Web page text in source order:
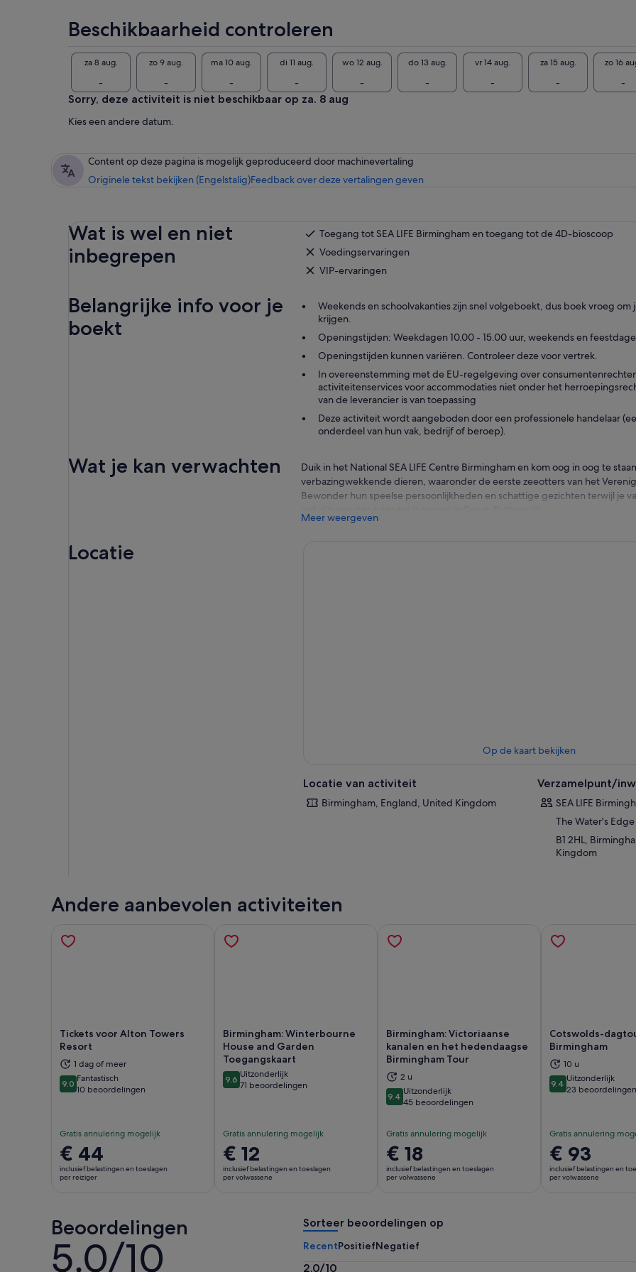
Beschikbaarheid controleren
za 8 aug.
-
zo 9 aug.
-
ma 10 aug.
-
di 11 aug.
-
wo 12 aug.
-
do 13 aug.
-
vr 14 aug.
-
za 15 aug.
-
zo 16
-
Sorry, deze activiteit is niet beschikbaar op za. 8 aug
Kies een andere datum.
Content op deze pagina is mogelijk geproduceerd door machinevertaling
Originele tekst bekijken (Engelstalig)Feedback over deze vertalingen gevenOpent
Wat is wel en niet
inbegrepen
Toegang tot SEA LIFE Birmingham en toegang tot de 4D-bioscoop
Voedingservaringen
VIP-ervaringen
Belangrijke info voor je
boekt
Weekends en schoolvakanties zijn snel volgeboekt, dus boek vroeg
krijgen.
Openingstijden: Weekdagen 10.00 - 15.00 uur, weekends en
Openingstijden kunnen variëren. Controleer deze voor vertrek.
In overeenstemming met de EU-regelgeving over
activiteitenservices voor accommodaties niet onder het
van de leverancier is van toepassing
Deze activiteit wordt aangeboden door een professionele handelaar
onderdeel van hun vak, bedrijf of beroep).
Wat je kan verwachten
Duik in het National SEA LIFE Centre Birmingham en kom oog in oog te
verbazingwekkende dieren, waaronder de eerste zeeotters van het
Bewonder hun speelse persoonlijkheden en schattige gezichten terwijl je
Meer weergeven
Locatie
Op de kaart bekijken
Locatie van activiteit
Birmingham, England, United Kingdom
Verzamelpunt/
SEA LIFE
The Water's
B1 2HL,
Kingdom
Andere aanbevolen activiteiten
Tickets voor Alton Towers
Resort
1 dag of meer
9.09.0 van 10
Fantastisch
10 beoordelingen
Gratis annulering mogelijk
De
prijs
is
reiziger
€ 44
inclusief belastingen en toeslagen
per reiziger
Opent een nieuwe tab
Birmingham: Winterbourne
House and Garden
Toegangskaart
9.69.6 van 10
Uitzonderlijk
71 beoordelingen
Gratis annulering mogelijk
De
prijs
is
€ 12
inclusief belastingen en toeslagen
per volwassene
Opent een nieuwe tab
Birmingham: Victoriaanse
kanalen en het hedendaagse
Birmingham Tour
2 u
9.49.4 van 10
Uitzonderlijk
45 beoordelingen
Gratis annulering mogelijk
De
prijs
is
volwassene
€ 18
inclusief belastingen en toeslagen
per volwassene
Opent een nieuwe tab
Cotswolds-
Birmingham
10 u
9.49.4 van 10
Uitzonderlijk
23 beoordelingen
Gratis annulering
De
prijs
is
€ 93
inclusief belastingen en
per volwassene
Beoordelingen
5.0/10
5.0
van
Sorteer beoordelingen op
RecentPositiefNegatief
2.0/10